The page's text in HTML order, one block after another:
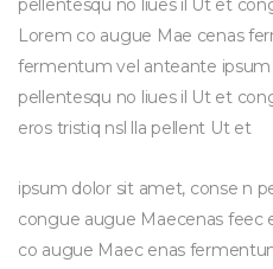
pellentesqu no liues il Ut et
Lorem co augue Mae cenas
fermentum vel anteante
pellentesqu no liues il Ut et
eros tristiq nsl lla pellent Ut et
ipsum dolor sit amet, conse n
congue augue Maecenas feec
co augue Maec enas